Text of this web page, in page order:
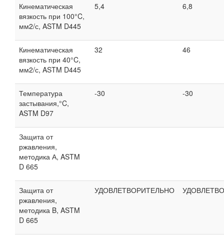
Кинематическая
вязкость при 100°C,
мм2/с, ASTM D445
5,4 6,8
Кинематическая
вязкость при 40°C,
мм2/с, ASTM D445
32 46
Температура
застывания,°C,
ASTM D97
-30 -30
Защита от
ржавления,
методика А, ASTM
D 665
Защита от
ржавления,
методика B, ASTM
D 665
УДОВЛЕТВОРИТЕЛЬНО